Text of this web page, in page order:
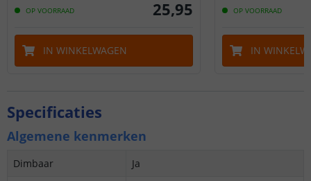
OP VOORRAAD 25,95
IN WINKELWAGEN
OP VOORRAAD
IN
Specificaties
Algemene kenmerken
Dimbaar
Ja